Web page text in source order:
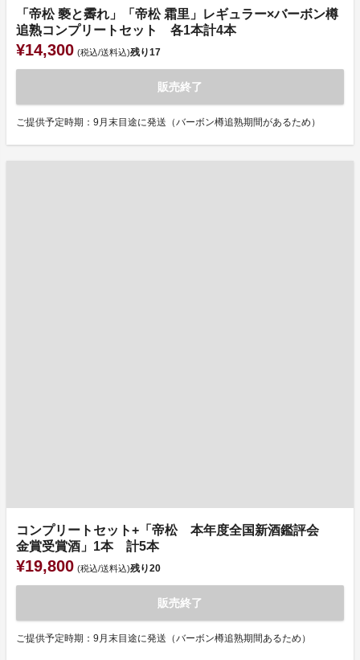
「帝松 褻と霽れ」「帝松 霜里」レギュラー×バーボン樽
追熟コンプリートセット 各1本計4本
¥14,300 (税込/送料込)残り17
販売終了
ご提供予定時期：9月末目途に発送（バーボン樽追熟期間があるため）
コンプリートセット+「帝松 本年度全国新酒鑑評会
金賞受賞酒」1本 計5本
¥19,800 (税込/送料込)残り20
販売終了
ご提供予定時期：9月末目途に発送（バーボン樽追熟期間あるため）